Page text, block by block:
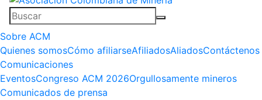
Sobre ACM
Quienes somosCómo afiliarseAfiliadosAliadosContáctenos
Comunicaciones
EventosCongreso ACM 2026Orgullosamente mineros
Comunicados de prensa